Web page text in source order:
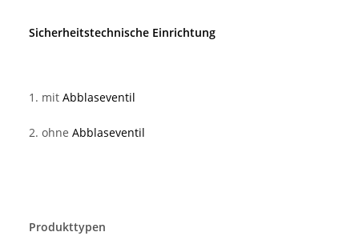
Sicherheitstechnische Einrichtung
1. mit Abblaseventil
2. ohne Abblaseventil
Produkttypen